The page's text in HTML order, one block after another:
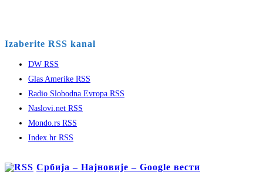
Izaberite RSS kanal
DW RSS
Glas Amerike RSS
Radio Slobodna Evropa RSS
Naslovi.net RSS
Mondo.rs RSS
Index.hr RSS
Србија – Најновије – Google вести